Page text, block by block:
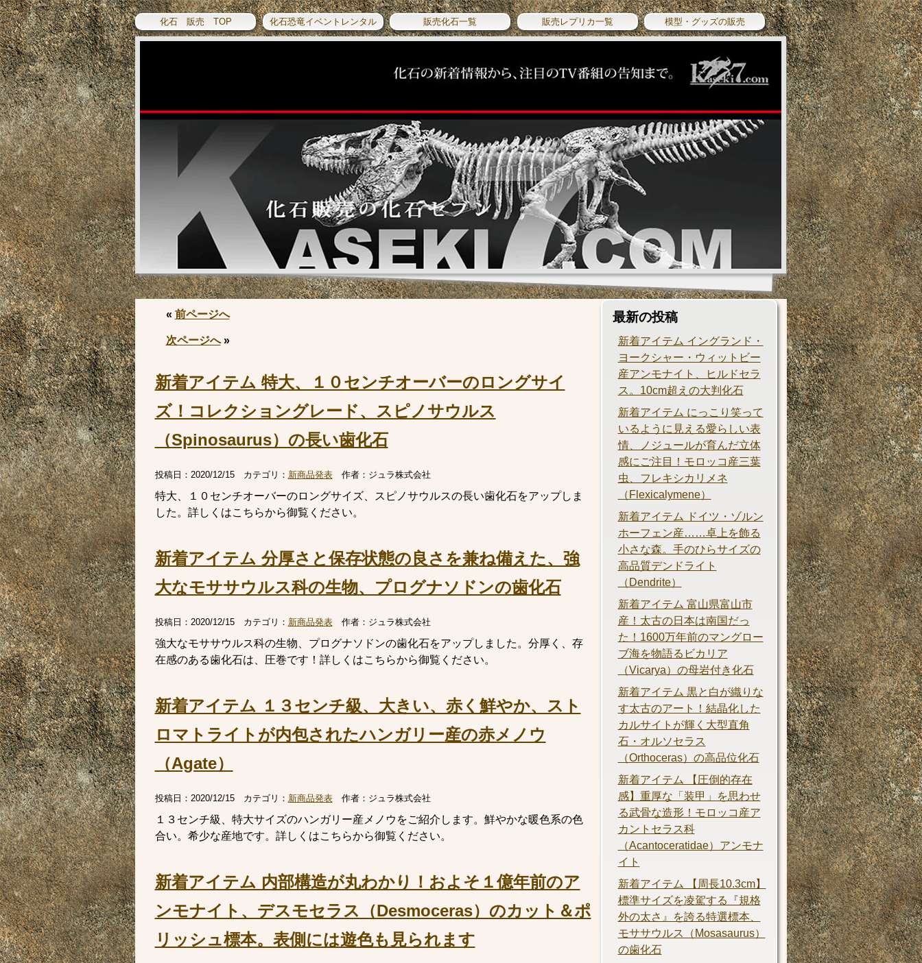
化石 販売 TOP 化石恐竜イベントレンタル 販売化石一覧 販売レプリカ一覧 模型・グッズの販売
« 前ページへ
次ページへ»
新着アイテム 特大、１０センチオーバーのロングサイ
ズ！コレクショングレード、スピノサウルス
（Spinosaurus）の長い歯化石
投稿日： 2020/12/15カテゴリ： 新商品発表作者： ジュラ株式会社
特大、１０センチオーバーのロングサイズ、スピノサウルスの長い歯化石をアップしま
した。詳しくはこちらから御覧ください。
新着アイテム 分厚さと保存状態の良さを兼ね備えた、強
大なモササウルス科の生物、プログナソドンの歯化石
投稿日： 2020/12/15カテゴリ： 新商品発表作者： ジュラ株式会社
強大なモササウルス科の生物、プログナソドンの歯化石をアップしました。分厚く、存
在感のある歯化石は、圧巻です！詳しくはこちらから御覧ください。
新着アイテム １３センチ級、大きい、赤く鮮やか、スト
ロマトライトが内包されたハンガリー産の赤メノウ
（Agate）
投稿日： 2020/12/15カテゴリ： 新商品発表作者： ジュラ株式会社
１３センチ級、特大サイズのハンガリー産メノウをご紹介します。鮮やかな暖色系の色
合い。希少な産地です。詳しくはこちらから御覧ください。
新着アイテム 内部構造が丸わかり！およそ１億年前のア
ンモナイト、デスモセラス（Desmoceras）のカット＆ポ
リッシュ標本。表側には遊色も見られます
最新の投稿
新着アイテム イングランド・
ヨークシャー・ウィットビー
産アンモナイト、ヒルドセラ
ス。10cm超えの大判化石
新着アイテム にっこり笑って
いるように見える愛らしい表
情、ノジュールが育んだ立体
感にご注目！モロッコ産三葉
虫、フレキシカリメネ
（Flexicalymene）
新着アイテム ドイツ・ゾルン
ホーフェン産……卓上を飾る
小さな森。手のひらサイズの
高品質デンドライト
（Dendrite）
新着アイテム 富山県富山市
産！太古の日本は南国だっ
た！1600万年前のマングロー
ブ海を物語るビカリア
（Vicarya）の母岩付き化石
新着アイテム 黒と白が織りな
す太古のアート！結晶化した
カルサイトが輝く大型直角
石・オルソセラス
（Orthoceras）の高品位化石
新着アイテム 【圧倒的存在
感】重厚な「装甲」を思わせ
る武骨な造形！モロッコ産ア
カントセラス科
（Acantoceratidae）アンモナ
イト
新着アイテム 【周長10.3cm】
標準サイズを凌駕する『規格
外の太さ』を誇る特選標本、
モササウルス（Mosasaurus）
の歯化石